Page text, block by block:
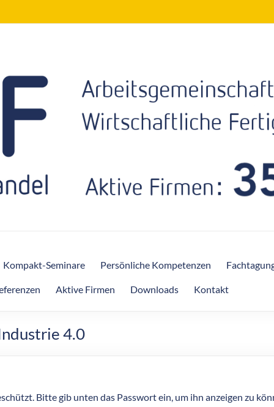
Kompakt-Seminare Persönliche Kompetenzen
Aktive Firmen Downloads Kontakt
4.0
Bitte gib unten das Passwort ein, um ihn anzeigen zu